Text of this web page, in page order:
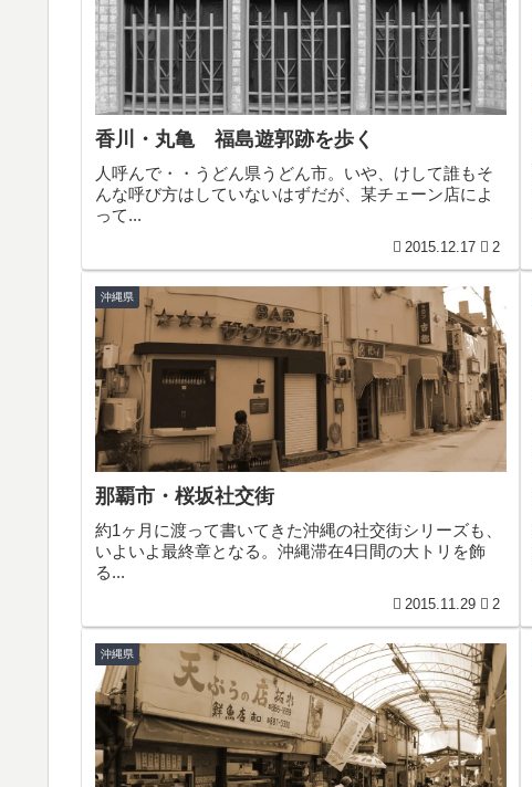
香川・丸亀 福島遊郭跡を歩く
人呼んで・・うどん県うどん市。いや、けして誰もそ
んな呼び方はしていないはずだが、某チェーン店によ
って...
2015.12.17 2
沖縄県
那覇市・桜坂社交街
約1ヶ月に渡って書いてきた沖縄の社交街シリーズも、
いよいよ最終章となる。沖縄滞在4日間の大トリを飾
る...
2015.11.29 2
沖縄県